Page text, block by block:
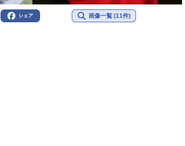
シェア 画像一覧 (11件)
radio 大直会